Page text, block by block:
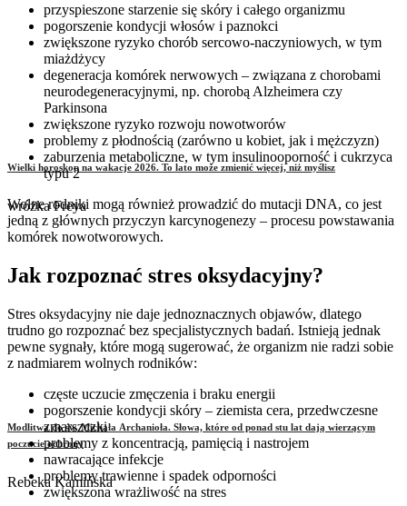
Wielki horoskop na wakacje 2026. To lato może zmienić więcej, niż myślisz
wróżka Freya
Modlitwa do św. Michała Archanioła. Słowa, które od ponad stu lat dają wierzącym
poczucie ochrony
Rebeka Kamińska
przyspieszone starzenie się skóry i całego organizmu
pogorszenie kondycji włosów i paznokci
zwiększone ryzyko chorób sercowo-naczyniowych, w tym
miażdżycy
degeneracja komórek nerwowych – związana z chorobami
neurodegeneracyjnymi, np. chorobą Alzheimera czy
Parkinsona
zwiększone ryzyko rozwoju nowotworów
problemy z płodnością (zarówno u kobiet, jak i mężczyzn)
zaburzenia metaboliczne, w tym insulinooporność i cukrzyca
typu 2
Wolne rodniki mogą również prowadzić do mutacji DNA, co jest
jedną z głównych przyczyn karcynogenezy – procesu powstawania
komórek nowotworowych.
Jak rozpoznać stres oksydacyjny?
Stres oksydacyjny nie daje jednoznacznych objawów, dlatego
trudno go rozpoznać bez specjalistycznych badań. Istnieją jednak
pewne sygnały, które mogą sugerować, że organizm nie radzi sobie
z nadmiarem wolnych rodników:
częste uczucie zmęczenia i braku energii
pogorszenie kondycji skóry – ziemista cera, przedwczesne
zmarszczki
problemy z koncentracją, pamięcią i nastrojem
nawracające infekcje
problemy trawienne i spadek odporności
zwiększona wrażliwość na stres